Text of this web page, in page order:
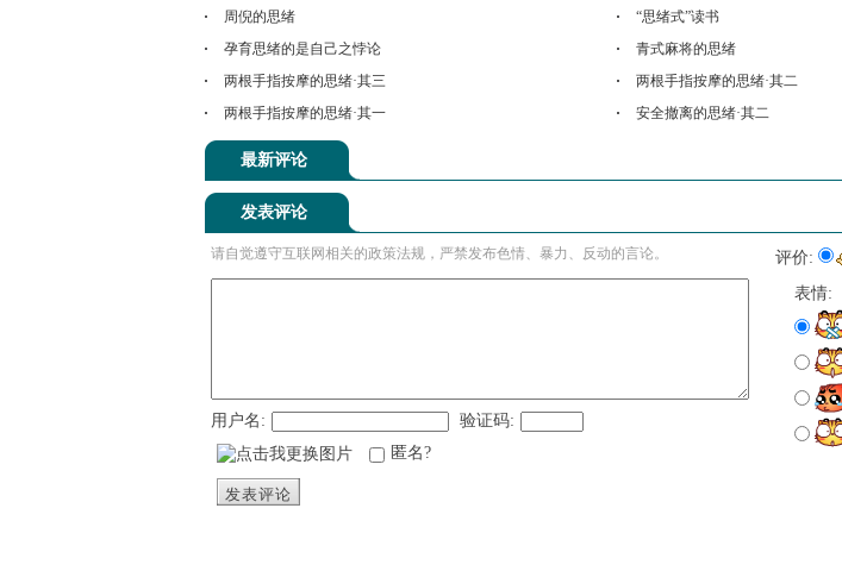
周倪的思绪
“思绪式”读书
孕育思绪的是自己之悖论
青式麻将的思绪
两根手指按摩的思绪·其三
两根手指按摩的思绪·其二
两根手指按摩的思绪·其一
安全撤离的思绪·其二
最新评论
发表评论
请自觉遵守互联网相关的政策法规，严禁发布色情、暴力、反动的言论。 评价:
表情:
用户名:
验证码:
匿名?
发表评论